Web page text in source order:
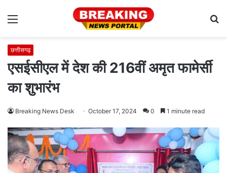
Menu
छत्तीसगढ़
एसईसीएल में देश की 216वीं अमृत फामेर्सी
का शुभारंभ
Breaking News Desk October 17, 2024 0 1 minute read